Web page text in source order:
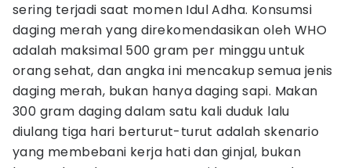
sering terjadi saat momen Idul Adha. Konsumsi
daging merah yang direkomendasikan oleh WHO
adalah maksimal 500 gram per minggu untuk
orang sehat, dan angka ini mencakup semua jenis
daging merah, bukan hanya daging sapi. Makan
300 gram daging dalam satu kali duduk lalu
diulang tiga hari berturut-turut adalah skenario
yang membebani kerja hati dan ginjal, bukan